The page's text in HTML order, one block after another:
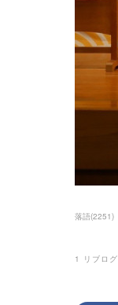
落語(2251)
1 リブログ